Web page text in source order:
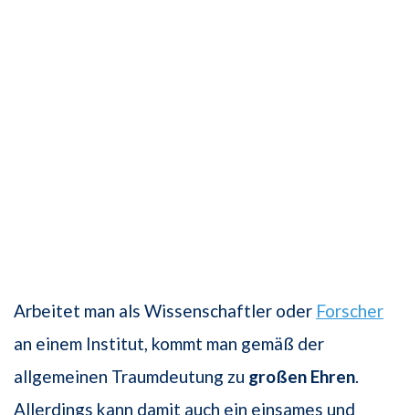
Arbeitet man als Wissenschaftler oder Forscher
an einem Institut, kommt man gemäß der
allgemeinen Traumdeutung zu großen Ehren.
Allerdings kann damit auch ein einsames und